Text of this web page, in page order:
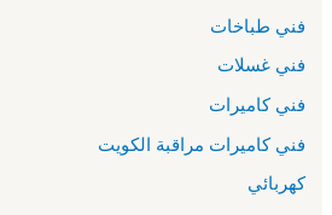
فني طباخات
فني غسلات
فني كاميرات
فني كاميرات مراقبة الكويت
كهربائي